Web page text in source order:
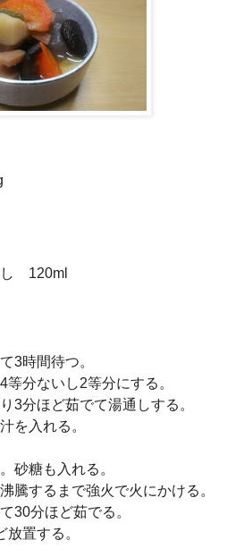
し 120ml
3時間待つ。
分ないし2等分にする。
3分ほど茹でて湯通しする。
を入れる。
砂糖も入れる。
騰するまで強火で火にかける。
30分ほど茹でる。
置する。